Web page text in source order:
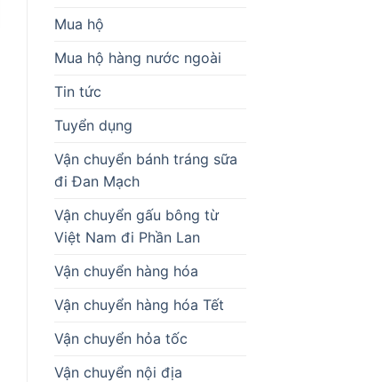
Mua hộ
Mua hộ hàng nước ngoài
Tin tức
Tuyển dụng
Vận chuyển bánh tráng sữa
đi Đan Mạch
Vận chuyển gấu bông từ
Việt Nam đi Phần Lan
Vận chuyển hàng hóa
Vận chuyển hàng hóa Tết
Vận chuyển hỏa tốc
Vận chuyển nội địa